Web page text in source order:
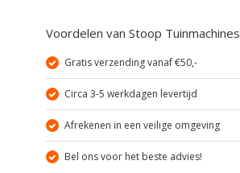
Voordelen van Stoop Tuinmachines
Gratis verzending vanaf €50,-
Circa 3-5 werkdagen levertijd
Afrekenen in een veilige omgeving
Bel ons voor het beste advies!